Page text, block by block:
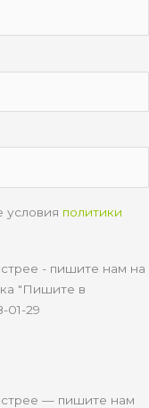
условия политики
- пишите нам на
"Пишите в
01-29
— пишите нам